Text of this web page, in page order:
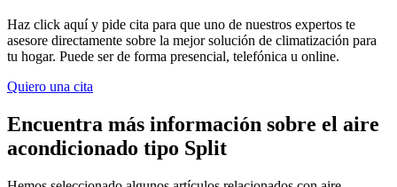
Haz click aquí y pide cita para que uno de nuestros expertos te
asesore directamente sobre la mejor solución de climatización para
tu hogar. Puede ser de forma presencial, telefónica u online.
Quiero una cita
Encuentra más información sobre el aire
acondicionado tipo Split